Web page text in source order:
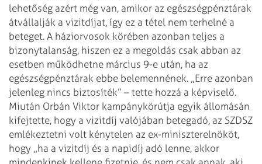
lehetőség azért még van, amikor az egészségpénztárak
átvállalják a vizitdíjat, így ez a tétel nem terhelné a
beteget. A háziorvosok körében azonban teljes a
bizonytalanság, hiszen ez a megoldás csak abban az
esetben működhetne március 9-e után, ha az
egészségpénztárak ebbe belemennének. „Erre azonban
jelenleg nincs biztosíték” – tette hozzá a képviselő.
Miután Orbán Viktor kampánykörútja egyik állomásán
kifejtette, hogy a vizitdíj valójában betegadó, az SZDSZ
emlékeztetni volt kénytelen az ex-miniszterelnököt,
hogy „ha a vizitdíj és a napidíj adó lenne, akkor